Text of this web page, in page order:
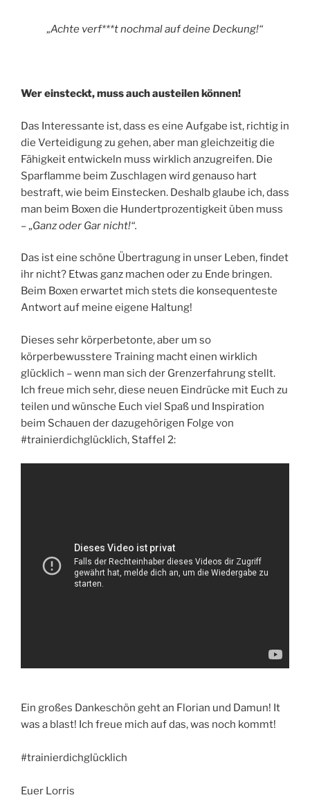
„Achte verf***t nochmal auf deine Deckung!“
Wer einsteckt, muss auch austeilen können!
Das Interessante ist, dass es eine Aufgabe ist, richtig in
die Verteidigung zu gehen, aber man gleichzeitig die
Fähigkeit entwickeln muss wirklich anzugreifen. Die
Sparflamme beim Zuschlagen wird genauso hart
bestraft, wie beim Einstecken. Deshalb glaube ich, dass
man beim Boxen die Hundertprozentigkeit üben muss
– „Ganz oder Gar nicht!“.
Das ist eine schöne Übertragung in unser Leben, findet
ihr nicht? Etwas ganz machen oder zu Ende bringen.
Beim Boxen erwartet mich stets die konsequenteste
Antwort auf meine eigene Haltung!
Dieses sehr körperbetonte, aber um so
körperbewusstere Training macht einen wirklich
glücklich – wenn man sich der Grenzerfahrung stellt.
Ich freue mich sehr, diese neuen Eindrücke mit Euch zu
teilen und wünsche Euch viel Spaß und Inspiration
beim Schauen der dazugehörigen Folge von
#trainierdichglücklich, Staffel 2:
Ein großes Dankeschön geht an Florian und Damun! It
was a blast! Ich freue mich auf das, was noch kommt!
#trainierdichglücklich
Euer Lorris